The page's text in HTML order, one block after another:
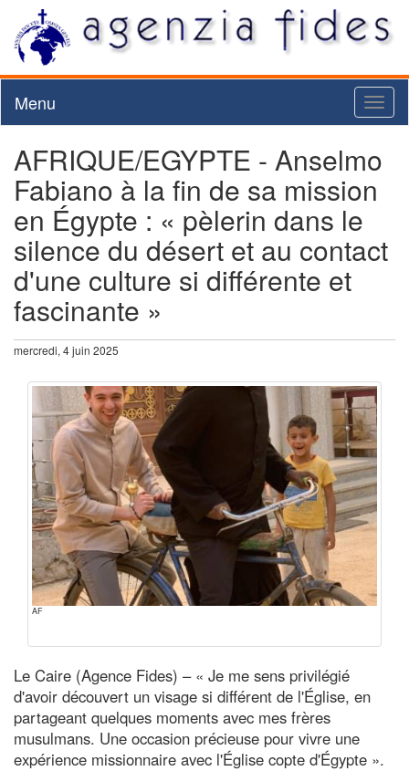
Menu
AFRIQUE/EGYPTE - Anselmo
Fabiano à la fin de sa mission
en Égypte : « pèlerin dans le
silence du désert et au contact
d'une culture si différente et
fascinante »
mercredi, 4 juin 2025
AF
Le Caire (Agence Fides) – « Je me sens privilégié
d'avoir découvert un visage si différent de l'Église, en
partageant quelques moments avec mes frères
musulmans. Une occasion précieuse pour vivre une
expérience missionnaire avec l'Église copte d'Égypte ».